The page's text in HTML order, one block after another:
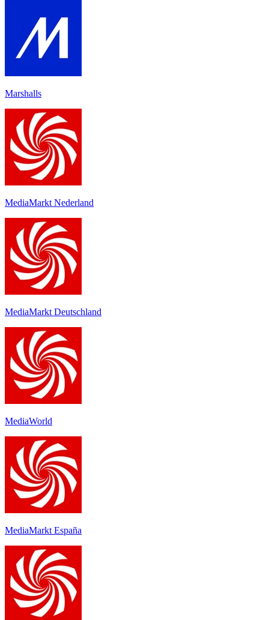
Marshalls
MediaMarkt Nederland
MediaMarkt Deutschland
MediaWorld
MediaMarkt España